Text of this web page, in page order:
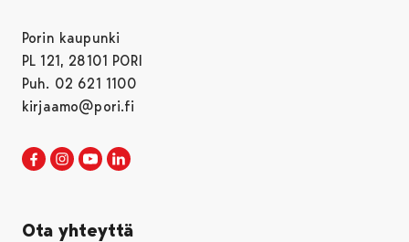
Porin kaupunki
PL 121, 28101 PORI
Puh. 02 621 1100
kirjaamo@pori.fi
Porin kaupunki Facebookissa
Avautuu uudessa välilehdessä
Porin kaupunki Instagramissa
Avautuu uudessa välilehdessä
Porin kaupunki Youtubessa
Avautuu uudessa välilehdessä
Ota yhteyttä